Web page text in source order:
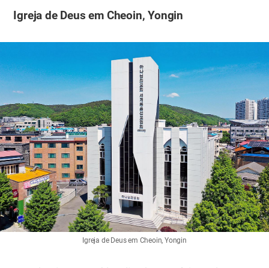
Igreja de Deus em Cheoin, Yongin
Igreja de Deus em Cheoin, Yongin